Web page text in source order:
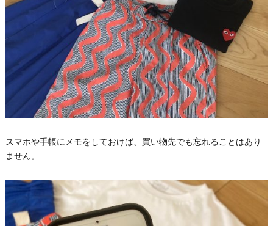
スマホや手帳にメモをしておけば、買い物先でも忘れることはあり
ません。